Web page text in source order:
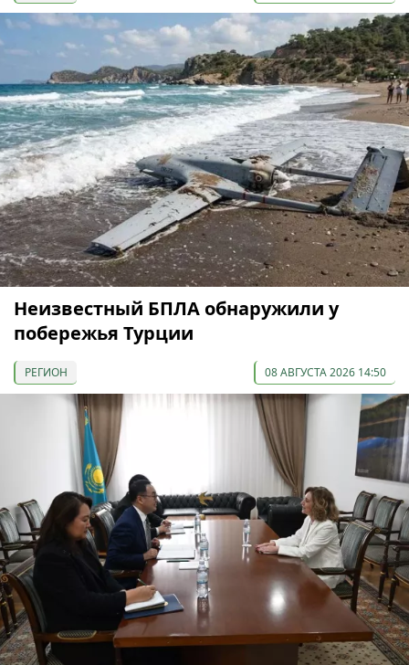
Неизвестный БПЛА обнаружили у
побережья Турции
РЕГИОН 08 АВГУСТА 2026 14:50